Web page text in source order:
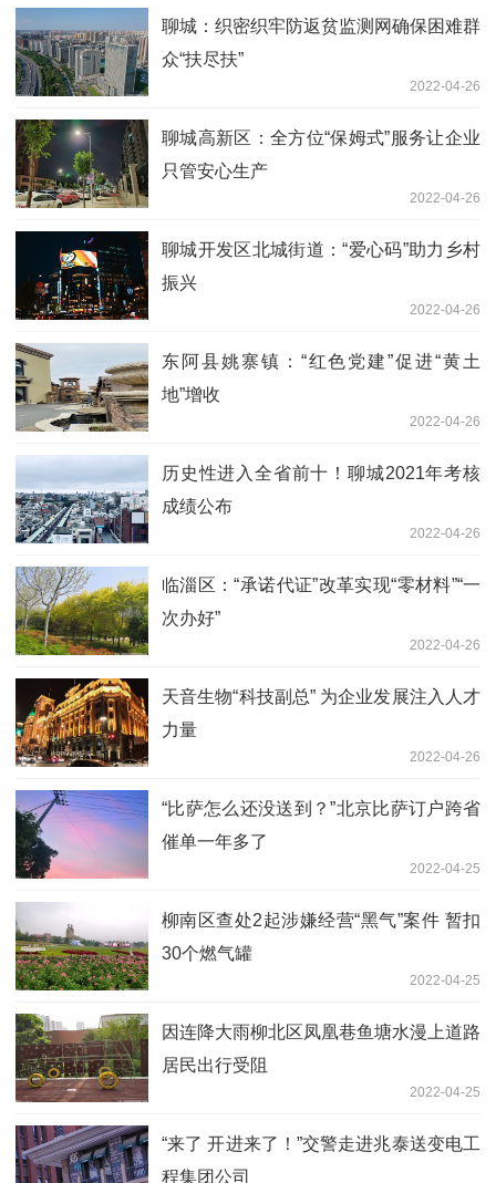
聊城：织密织牢防返贫监测网确保困难群
众“扶尽扶”
2022-04-26
聊城高新区：全方位“保姆式”服务让企业
只管安心生产
2022-04-26
聊城开发区北城街道：“爱心码”助力乡村
振兴
2022-04-26
东阿县姚寨镇：“红色党建”促进“黄土
地”增收
2022-04-26
历史性进入全省前十！聊城2021年考核
成绩公布
2022-04-26
临淄区：“承诺代证”改革实现“零材料”“一
次办好”
2022-04-26
天音生物“科技副总” 为企业发展注入人才
力量
2022-04-26
“比萨怎么还没送到？”北京比萨订户跨省
催单一年多了
2022-04-25
柳南区查处2起涉嫌经营“黑气”案件 暂扣
30个燃气罐
2022-04-25
因连降大雨柳北区凤凰巷鱼塘水漫上道路
居民出行受阻
2022-04-25
“来了 开进来了！”交警走进兆泰送变电工
程集团公司